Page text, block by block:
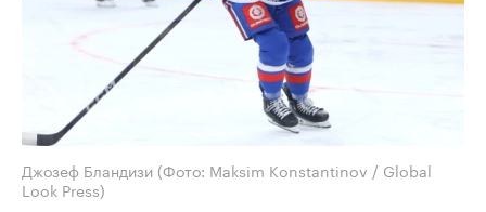
Джозеф Бландизи (Фото: Maksim Konstantinov / Global
Look Press)